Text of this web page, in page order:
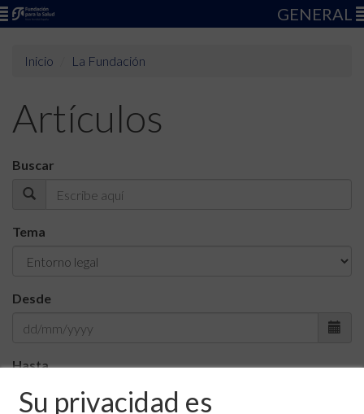
Su privacidad es
GENERAL
Inicio La Fundación
Artículos
Buscar
Tema
Desde
Hasta